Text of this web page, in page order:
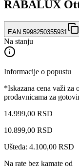
RABALUX
EAN:5998250355931
Na stanju
Informacije o popustu
*Iskazana cena važi
prodavnicama za
14.999,00 RSD
10.899,00 RSD
Ušteda: 4.100,00 RSD
Na rate bez kamate od